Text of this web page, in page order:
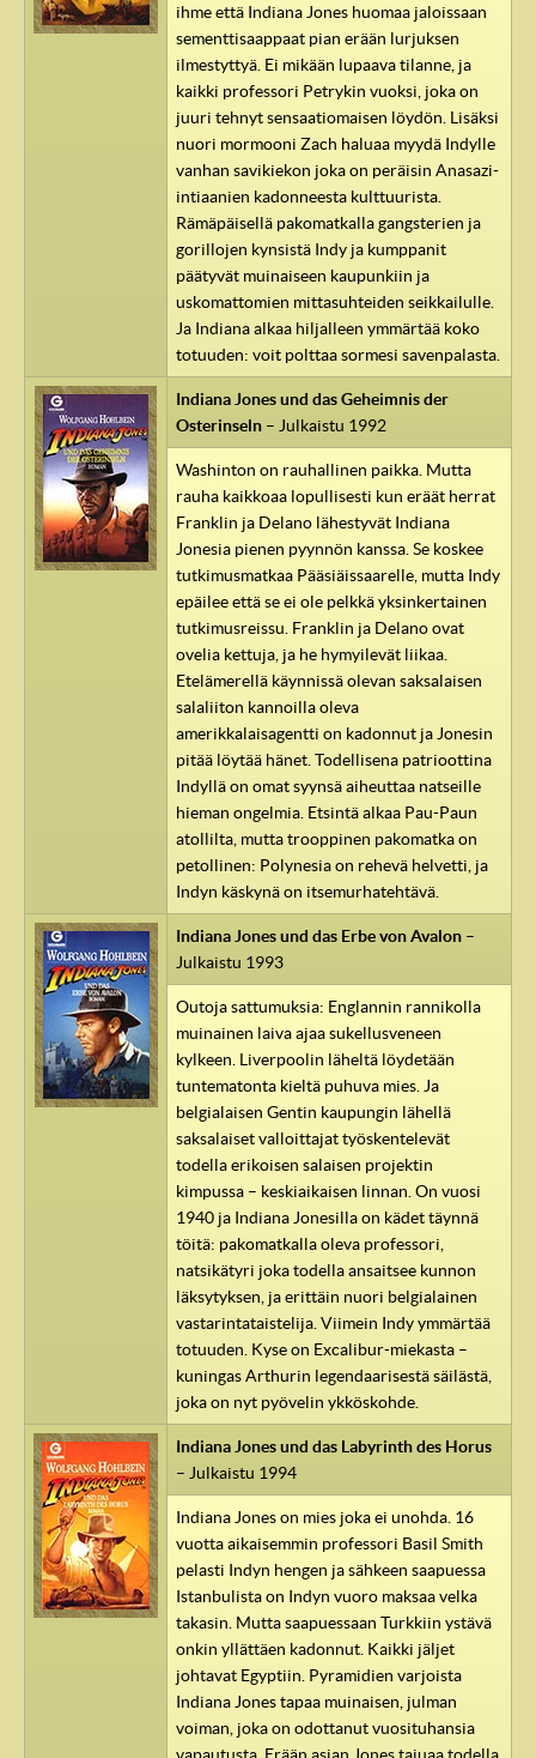
ihme että Indiana Jones huomaa jaloissaan
sementtisaappaat pian erään lurjuksen
ilmestyttyä. Ei mikään lupaava tilanne, ja
kaikki professori Petrykin vuoksi, joka on
juuri tehnyt sensaatiomaisen löydön. Lisäksi
nuori mormooni Zach haluaa myydä Indylle
vanhan savikiekon joka on peräisin Anasazi-
intiaanien kadonneesta kulttuurista.
Rämäpäisellä pakomatkalla gangsterien ja
gorillojen kynsistä Indy ja kumppanit
päätyvät muinaiseen kaupunkiin ja
uskomattomien mittasuhteiden seikkailulle.
Ja Indiana alkaa hiljalleen ymmärtää koko
totuuden: voit polttaa sormesi savenpalasta.
Indiana Jones und das Geheimnis der
Osterinseln – Julkaistu 1992
Washinton on rauhallinen paikka. Mutta
rauha kaikkoaa lopullisesti kun eräät herrat
Franklin ja Delano lähestyvät Indiana
Jonesia pienen pyynnön kanssa. Se koskee
tutkimusmatkaa Pääsiäissaarelle, mutta Indy
epäilee että se ei ole pelkkä yksinkertainen
tutkimusreissu. Franklin ja Delano ovat
ovelia kettuja, ja he hymyilevät liikaa.
Etelämerellä käynnissä olevan saksalaisen
salaliiton kannoilla oleva
amerikkalaisagentti on kadonnut ja Jonesin
pitää löytää hänet. Todellisena patrioottina
Indyllä on omat syynsä aiheuttaa natseille
hieman ongelmia. Etsintä alkaa Pau-Paun
atollilta, mutta trooppinen pakomatka on
petollinen: Polynesia on rehevä helvetti, ja
Indyn käskynä on itsemurhatehtävä.
Indiana Jones und das Erbe von Avalon –
Julkaistu 1993
Outoja sattumuksia: Englannin rannikolla
muinainen laiva ajaa sukellusveneen
kylkeen. Liverpoolin läheltä löydetään
tuntematonta kieltä puhuva mies. Ja
belgialaisen Gentin kaupungin lähellä
saksalaiset valloittajat työskentelevät
todella erikoisen salaisen projektin
kimpussa – keskiaikaisen linnan. On vuosi
1940 ja Indiana Jonesilla on kädet täynnä
töitä: pakomatkalla oleva professori,
natsikätyri joka todella ansaitsee kunnon
läksytyksen, ja erittäin nuori belgialainen
vastarintataistelija. Viimein Indy ymmärtää
totuuden. Kyse on Excalibur-miekasta –
kuningas Arthurin legendaarisestä säilästä,
joka on nyt pyövelin ykköskohde.
Indiana Jones und das Labyrinth des Horus
– Julkaistu 1994
Indiana Jones on mies joka ei unohda. 16
vuotta aikaisemmin professori Basil Smith
pelasti Indyn hengen ja sähkeen saapuessa
Istanbulista on Indyn vuoro maksaa velka
takasin. Mutta saapuessaan Turkkiin ystävä
onkin yllättäen kadonnut. Kaikki jäljet
johtavat Egyptiin. Pyramidien varjoista
Indiana Jones tapaa muinaisen, julman
voiman, joka on odottanut vuosituhansia
vapautusta. Erään asian Jones tajuaa todella